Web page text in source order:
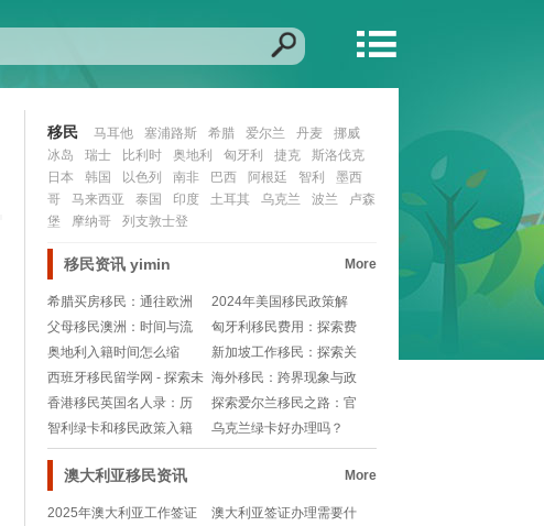
移民 马耳他 塞浦路斯 希腊 爱尔兰 丹麦
挪威
冰岛
瑞士 比利时 奥地利 匈牙利 捷克
斯洛伐克
日本
韩国 以色列 南非 巴西 阿根廷 智利
墨西
哥
马来西亚 泰国 印度 土耳其 乌克兰 波兰
卢森
堡
摩纳哥 列支敦士登
移民资讯 yimin More
希腊买房移民：通往欧洲
绿卡的黄金钥匙
2024年美国移民政策解
析：新变革与机遇
父母移民澳洲：时间与流
程详解
匈牙利移民费用：探索费
用结构与申请流程
奥地利入籍时间怎么缩
短？💡宝子们快来取经
新加坡工作移民：探索关
键申请条件与路径
西班牙移民留学网 - 探索未
知，开启新旅
海外移民：跨界现象与政
策解读
香港移民英国名人录：历
史与文化交融的璀璨
探索爱尔兰移民之路：官
方网址导航
智利绿卡和移民政策入籍
有什么区别？✨小白
乌克兰绿卡好办理吗？
Relatives
澳大利亚移民资讯 More
2025年澳大利亚工作签证
澳大利亚签证办理需要什